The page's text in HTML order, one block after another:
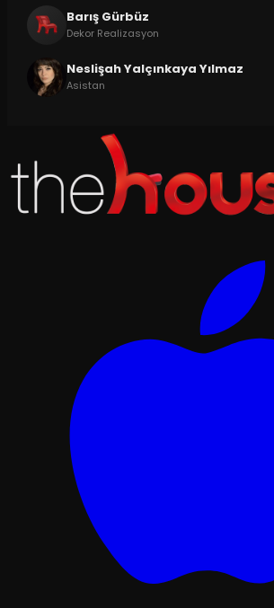
Barış Gürbüz
Dekor Realizasyon
Neslişah Yalçınkaya Yılmaz
Asistan